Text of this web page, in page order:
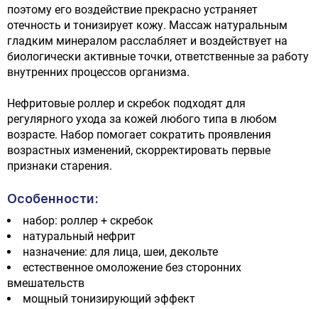
поэтому его воздействие прекрасно устраняет
отечность и тонизирует кожу. Массаж натуральным
гладким минералом расслабляет и воздействует на
биологически активные точки, ответственные за работу
внутренних процессов организма.
Нефритовые роллер и скребок подходят для
регулярного ухода за кожей любого типа в любом
возрасте. Набор помогает сократить проявления
возрастных изменений, скорректировать первые
признаки старения.
Особенности:
набор: роллер + скребок
натуральный нефрит
назначение: для лица, шеи, декольте
естественное омоложение без сторонних
вмешательств
мощный тонизирующий эффект